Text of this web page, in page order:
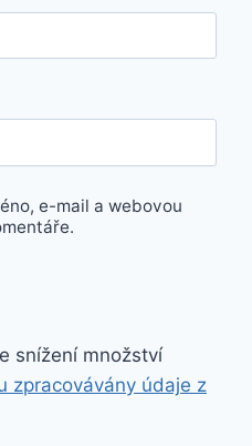
e-mail a webovou
snížení množství
zpracovávány údaje z